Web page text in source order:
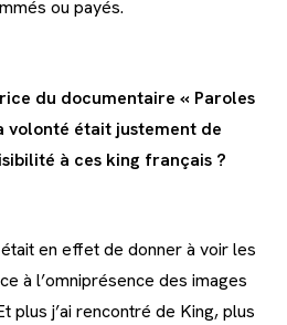
ou payés.
du documentaire « Paroles
volonté était justement de
à ces king français ?
en effet de donner à voir les
à l’omniprésence des images
plus j’ai rencontré de King, plus